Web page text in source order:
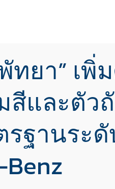
ทยา” เพิ่
และตัวถั
ฐานระ